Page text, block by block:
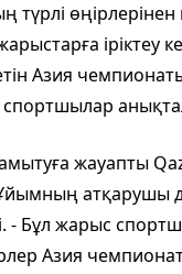
түрлі
іріктеу
Азия
дамытуға жауапты
атқарушы
- Бұл жарыс
Азия